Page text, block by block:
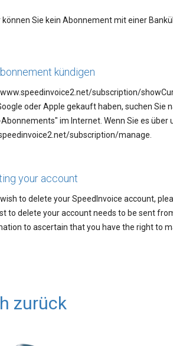
können Sie kein Abonnement mit einer
kündigen
subscription/
oder Apple gekauft haben, suchen Sie
im Internet. Wenn Sie es
subscription/manage.
your account
to delete your SpeedInvoice account,
to delete your account needs to be sent
to ascertain that you have the right to
zurück